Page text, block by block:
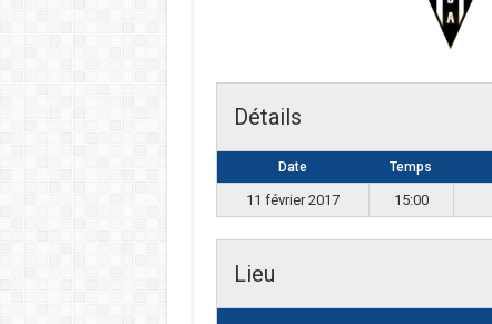
Détails
Date Temps
11 février 2017 15:00
Lieu